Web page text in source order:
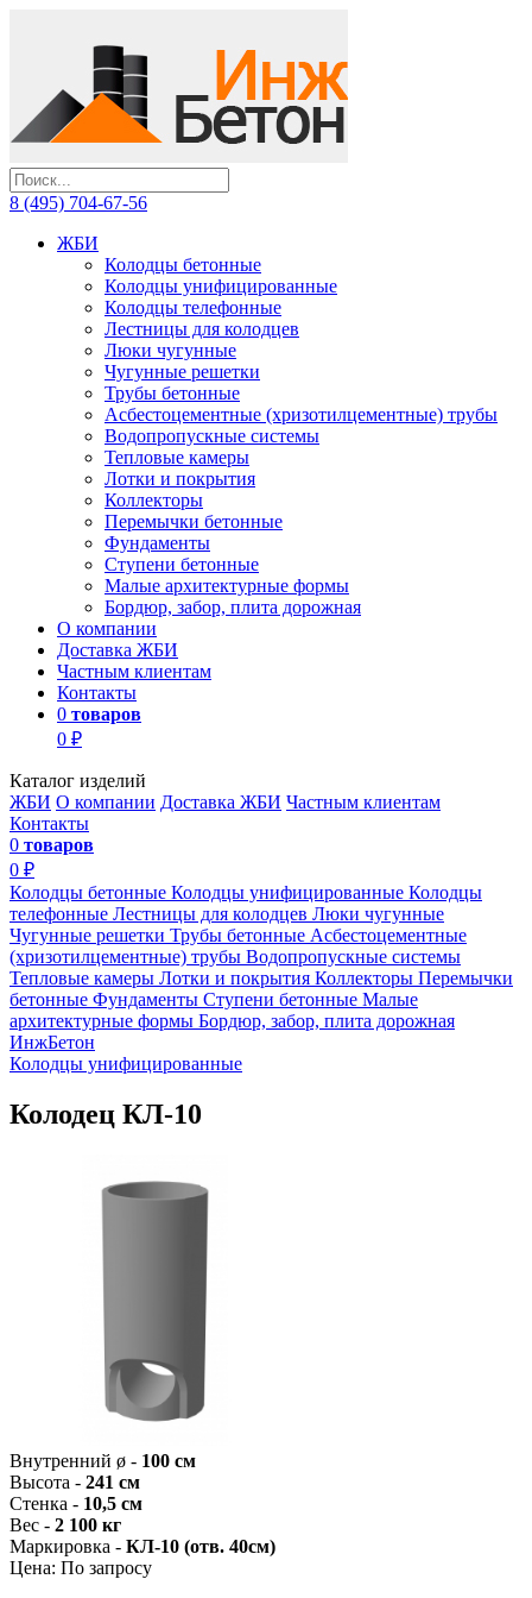
8 (495) 704-67-56
ЖБИ
Колодцы бетонные
Колодцы унифицированные
Колодцы телефонные
Лестницы для колодцев
Люки чугунные
Чугунные решетки
Трубы бетонные
Асбестоцементные (хризотилцементные) трубы
Водопропускные системы
Тепловые камеры
Лотки и покрытия
Коллекторы
Перемычки бетонные
Фундаменты
Ступени бетонные
Малые архитектурные формы
Бордюр, забор, плита дорожная
О компании
Доставка ЖБИ
Частным клиентам
Контакты
0 товаров
0 ₽
Каталог изделий
ЖБИ О компании Доставка ЖБИ Частным клиентам
Контакты
0 товаров
0 ₽
Колодцы бетонные Колодцы унифицированные Колодцы
телефонные Лестницы для колодцев Люки чугунные
Чугунные решетки Трубы бетонные Асбестоцементные
(хризотилцементные) трубы Водопропускные системы
Тепловые камеры Лотки и покрытия Коллекторы Перемычки
бетонные Фундаменты Ступени бетонные Малые
архитектурные формы Бордюр, забор, плита дорожная
ИнжБетон
Колодцы унифицированные
Колодец КЛ-10
Внутренний ø - 100 см
Высота - 241 см
Стенка - 10,5 см
Вес - 2 100 кг
Маркировка - КЛ-10 (отв. 40см)
Цена: По запросу